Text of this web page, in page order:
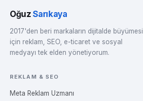
OğuzSarıkaya
2017'den beri markaların dijitalde büyümesi
için reklam, SEO, e-ticaret ve sosyal
medyayı tek elden yönetiyorum.
REKLAM & SEO
Meta Reklam Uzmanı